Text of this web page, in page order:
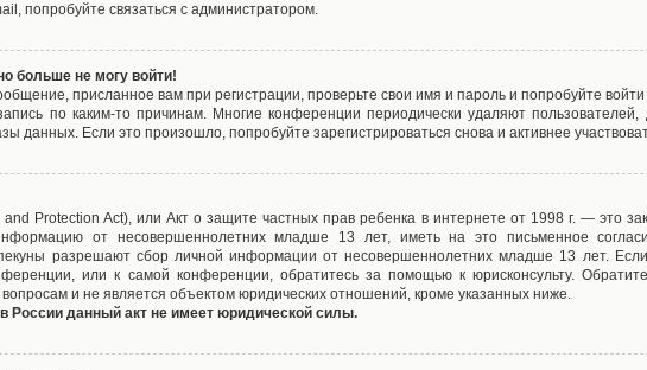
попробуйте связаться с администратором.
больше не могу войти!
присланное вам при регистрации, проверьте свои имя и пароль и попробуйте
по каким-то причинам. Многие конференции периодически удаляют
данных. Если это произошло, попробуйте зарегистрироваться снова и активнее
and Protection Act), или Акт о защите частных прав ребенка в интернете от 1998 г. — это
от несовершеннолетних младше 13 лет, иметь на это письменное
разрешают сбор личной информации от несовершеннолетних младше 13 лет.
или к самой конференции, обратитесь за помощью к юрисконсульту.
и не является объектом юридических отношений, кроме указанных ниже.
России данный акт не имеет юридической силы.